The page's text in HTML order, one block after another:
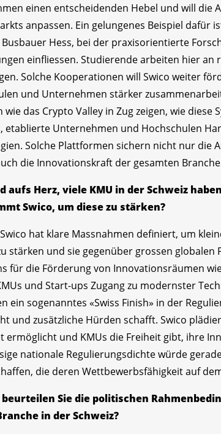
einen entscheidenden Hebel und will die
anpassen. Ein gelungenes Beispiel dafür
Hess, bei der praxisorientierte
einfliessen. Studierende arbeiten hier
Solche Kooperationen will Swico weiter
und Unternehmen stärker
wie das Crypto Valley in Zug zeigen, wie
etablierte Unternehmen und Hochschulen
Solche Plattformen sichern nicht nur die
die Innovationskraft der gesamten
aufs Herz, viele KMU in der Schweiz
Swico, um diese zu stärken?
Swico hat klare Massnahmen definiert, um
stärken und sie gegenüber grossen
für die Förderung von Innovationsräumen
und Start-ups Zugang zu modernster
ein sogenanntes «Swiss Finish» in der
und zusätzliche Hürden schafft. Swico
ermöglicht und KMUs die Freiheit gibt, ihre
nationale Regulierungsdichte würde
die deren Wettbewerbsfähigkeit auf
beurteilen Sie die politischen
in der Schweiz?